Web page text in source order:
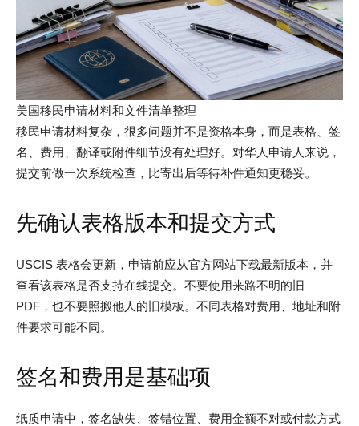
美国移民申请材料和文件清单整理
移民申请材料复杂，很多问题并不是资格本身，而是表格、签
名、费用、翻译或附件细节没有处理好。对华人申请人来说，
提交前做一次系统检查，比寄出后等待补件通知更稳妥。
先确认表格版本和提交方式
USCIS 表格会更新，申请前应从官方网站下载最新版本，并
查看该表格是否支持在线提交。不要使用来路不明的旧
PDF，也不要照搬他人的旧模板。不同表格对费用、地址和附
件要求可能不同。
签名和费用是基础项
纸质申请中，签名缺失、签错位置、费用金额不对或付款方式